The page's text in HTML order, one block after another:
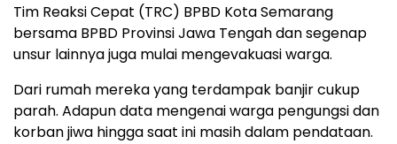
Tim Reaksi Cepat (TRC) BPBD Kota Semarang
bersama BPBD Provinsi Jawa Tengah dan segenap
unsur lainnya juga mulai mengevakuasi warga.
Dari rumah mereka yang terdampak banjir cukup
parah. Adapun data mengenai warga pengungsi dan
korban jiwa hingga saat ini masih dalam pendataan.